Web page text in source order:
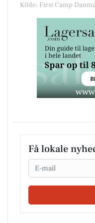
Kilde: First Camp
Få lokale
Email